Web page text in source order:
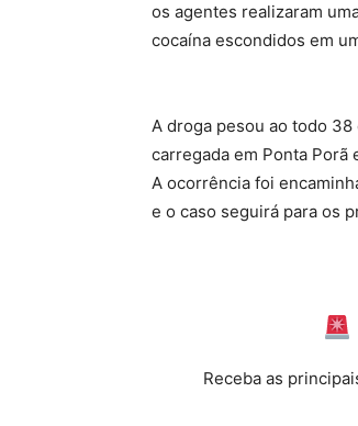
os agentes realizaram
cocaína escondidos em
A droga pesou ao todo
carregada em Ponta Porã
A ocorrência foi
e o caso seguirá para os
Receba as